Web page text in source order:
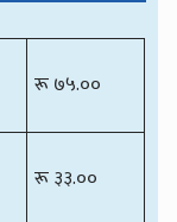
रू ७५.००
रू ३३.००